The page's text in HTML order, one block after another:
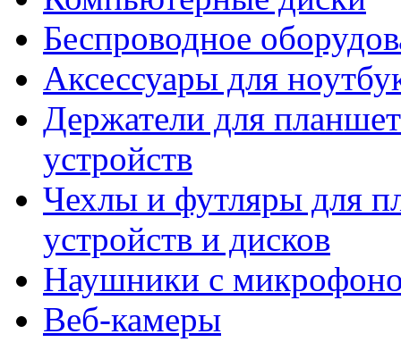
Беспроводное
Аксессуары для
Держатели для
устройств
Чехлы и футляры для
устройств и дисков
Наушники с
Веб-камеры